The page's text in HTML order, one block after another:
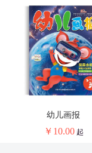
幼儿画报
￥ 10.00起